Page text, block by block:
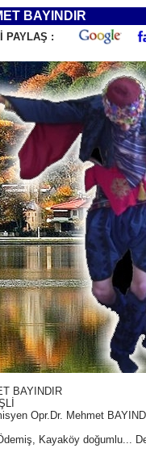
BAYINDIR
PAYLAŞ :
BAYINDIR
Opr.Dr. Mehmet
Kayaköy doğumlu...